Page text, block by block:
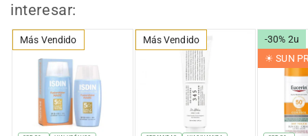
interesar:
Más Vendido Más Vendido
-30% 2u
☀︎ SUN